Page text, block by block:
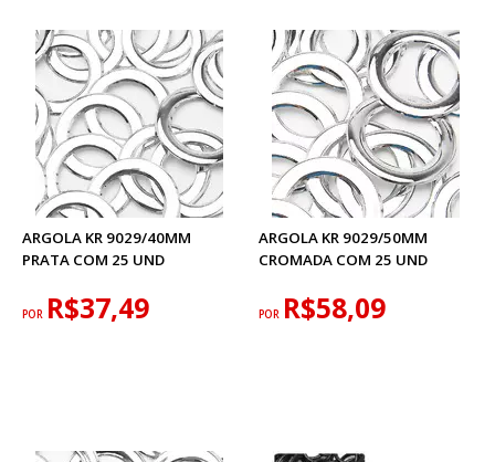
ARGOLA KR 9029/40MM
PRATA COM 25 UND
POR R$37,49
ARGOLA KR 9029/50MM
CROMADA COM 25 UND
POR R$58,09